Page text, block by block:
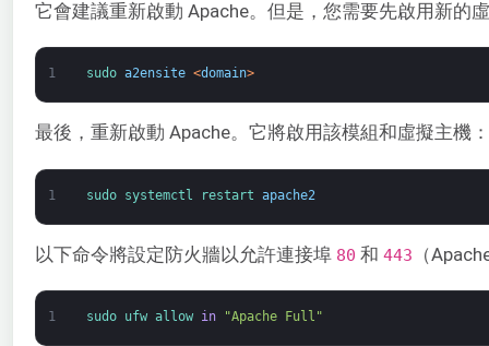
它會建議重新啟動 Apache。但是，您需要先啟用新的
1 sudo a2ensite <domain>
最後，重新啟動 Apache。它將啟用該模組和虛擬主機：
1 sudo systemctl restart apache2
以下命令將設定防火牆以允許連接埠 80 和 443 （
1 sudo ufw allow in "Apache Full"